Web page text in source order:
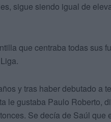
sigue siendo igual de
que centraba todas sus
y tras haber debutado a
le gustaba Paulo Roberto,
Se decía de Saúl que